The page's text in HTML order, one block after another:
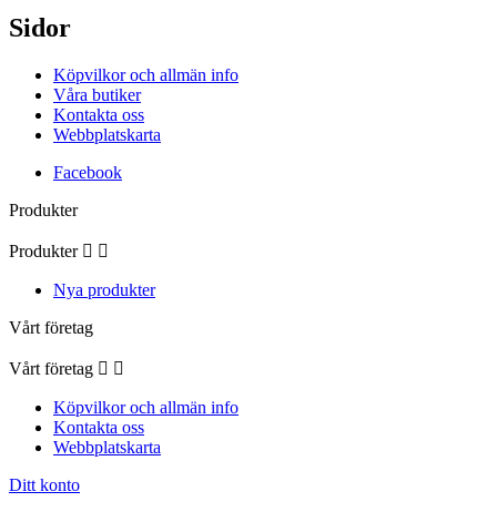
Sidor
Köpvilkor och allmän info
Våra butiker
Kontakta oss
Webbplatskarta
Facebook
Produkter
Produkter  
Nya produkter
Vårt företag
Vårt företag  
Köpvilkor och allmän info
Kontakta oss
Webbplatskarta
Ditt konto